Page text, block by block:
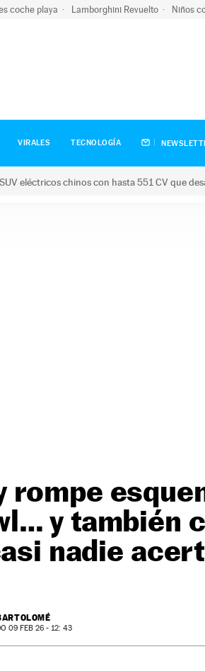
coche playa Lamborghini Revuelto Niños
VIRALES TECNOLOGÍA
eléctricos chinos con hasta 551 CV que
rompe
y también
nadie
09 FEB 26 - 12: 43